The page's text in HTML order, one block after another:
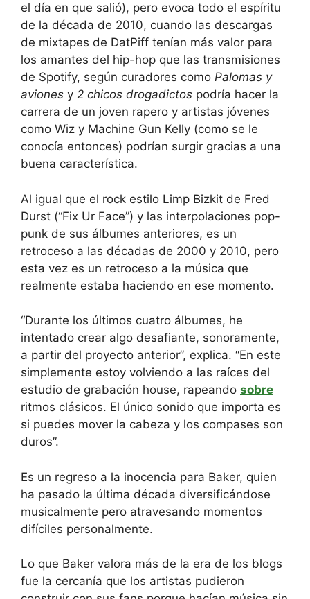
el día en que salió), pero evoca todo el espíritu
de la década de 2010, cuando las descargas
de mixtapes de DatPiff tenían más valor para
los amantes del hip-hop que las transmisiones
de Spotify, según curadores como Palomas y
aviones y 2 chicos drogadictos podría hacer la
carrera de un joven rapero y artistas jóvenes
como Wiz y Machine Gun Kelly (como se le
conocía entonces) podrían surgir gracias a una
buena característica.
Al igual que el rock estilo Limp Bizkit de Fred
Durst (“Fix Ur Face”) y las interpolaciones pop-
punk de sus álbumes anteriores, es un
retroceso a las décadas de 2000 y 2010, pero
esta vez es un retroceso a la música que
realmente estaba haciendo en ese momento.
“Durante los últimos cuatro álbumes, he
intentado crear algo desafiante, sonoramente,
a partir del proyecto anterior”, explica. “En este
simplemente estoy volviendo a las raíces del
estudio de grabación house, rapeando sobre
ritmos clásicos. El único sonido que importa es
si puedes mover la cabeza y los compases son
duros”.
Es un regreso a la inocencia para Baker, quien
ha pasado la última década diversificándose
musicalmente pero atravesando momentos
difíciles personalmente.
Lo que Baker valora más de la era de los blogs
fue la cercanía que los artistas pudieron